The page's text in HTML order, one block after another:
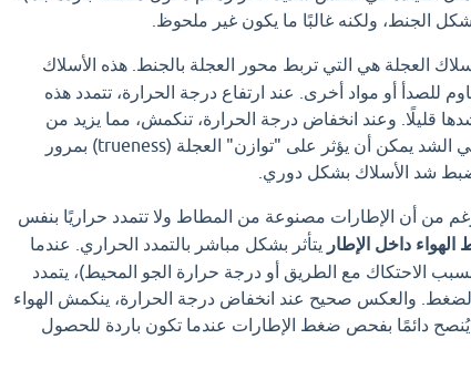
الجنط، ولكنه غالبًا ما يكون غير ملحوظ.
العجلة هي التي تربط محور العجلة بالجنط. هذه الأسلاك
للصدأ أو مواد أخرى. عند ارتفاع درجة الحرارة، تتمدد هذه
قليلًا. وعند انخفاض درجة الحرارة، تنكمش، مما يزيد من
شدها. هذا التغير الطفيف في الشد يمكن أن يؤثر على "توازن" العجلة (trueness) بمرور
شد الأسلاك بشكل دوري.
من أن الإطارات مصنوعة من المطاط ولا تتمدد حراريًا بنفس
داخل الإطار يتأثر بشكل مباشر بالتمدد الحراري. عندما
الاحتكاك مع الطريق أو درجة حرارة الجو المحيط)، يتمدد
الضغط. والعكس صحيح عند انخفاض درجة الحرارة، ينكمش الهواء
دائمًا بفحص ضغط الإطارات عندما تكون باردة للحصول